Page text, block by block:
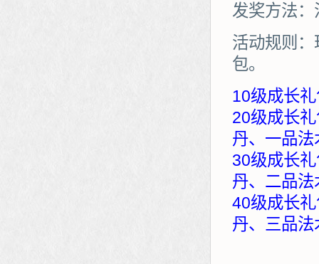
发奖方法
活动规则
包。
10级成长
20级成长
丹、一品法
30级成长
丹、二品法
40级成长
丹、三品法